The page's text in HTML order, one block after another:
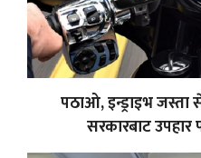
पठाओ, इन्ड्राइभ जस्ता
सरकारबाट